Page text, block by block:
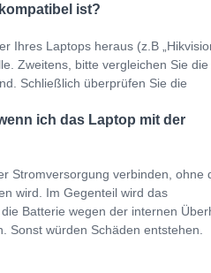
ist?
Ihres Laptops heraus (z.B
Zweitens, bitte vergleichen Sie die
Schließlich überprüfen Sie die
ich das Laptop mit der
Stromversorgung verbinden, ohne
wird. Im Gegenteil wird das
Batterie wegen der internen
würden Schäden entstehen.